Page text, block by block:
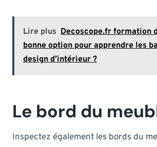
Lire plus Decoscope.fr formation
bonne option pour apprendre les
design d’intérieur ?
Le bord du
Inspectez également les bords du